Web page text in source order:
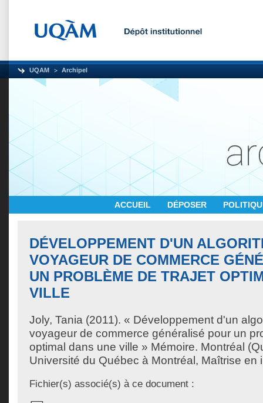
UQAM Archipel
ACCUEIL DÉPOSER
DÉVELOPPEMENT D'UN
VOYAGEUR DE COMMERCE
UN PROBLÈME DE TRAJET
VILLE
Joly, Tania (2011). « Développement d'un
voyageur de commerce généralisé pour un
optimal dans une ville » Mémoire. Montréal
Université du Québec à Montréal, Maîtrise en
Fichier(s) associé(s) à ce document :